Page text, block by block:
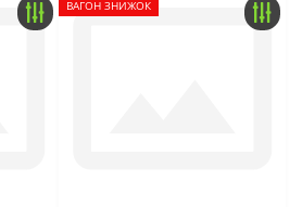
ВАГОН ЗНИЖОК